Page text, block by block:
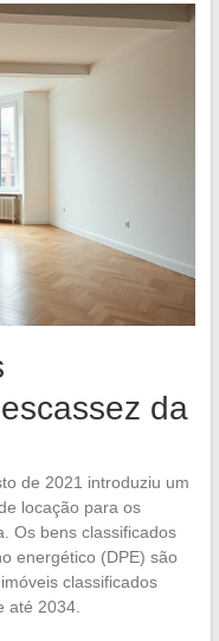
da
de 2021 introduziu um
locação para os
Os bens classificados
energético (DPE) são
classificados
até 2034.